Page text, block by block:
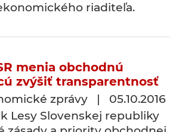
riaditeľa.
menia obchodnú
zvýšiť transparentnosť
zprávy | 05.10.2016
Lesy Slovenskej republiky